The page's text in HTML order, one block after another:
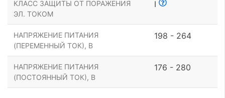
КЛАСС ЗАЩИТЫ ОТ ПОРАЖЕНИЯ
ЭЛ. ТОКОМ
I
НАПРЯЖЕНИЕ ПИТАНИЯ
(ПЕРЕМЕННЫЙ ТОК), В
198 - 264
НАПРЯЖЕНИЕ ПИТАНИЯ
(ПОСТОЯННЫЙ ТОК), В
176 - 280